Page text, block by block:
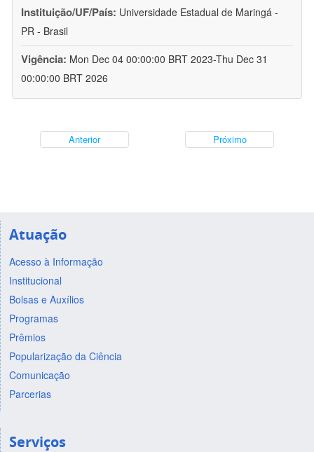
Instituição/UF/País: Universidade Estadual de Maringá -
PR - Brasil
Vigência: Mon Dec 04 00:00:00 BRT 2023-Thu Dec 31
00:00:00 BRT 2026
Anterior Próximo
Atuação
Acesso à Informação
Institucional
Bolsas e Auxílios
Programas
Prêmios
Popularização da Ciência
Comunicação
Parcerias
Serviços